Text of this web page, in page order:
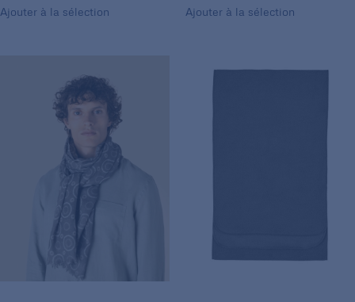
Ajouter à la sélection Ajouter à la sélection